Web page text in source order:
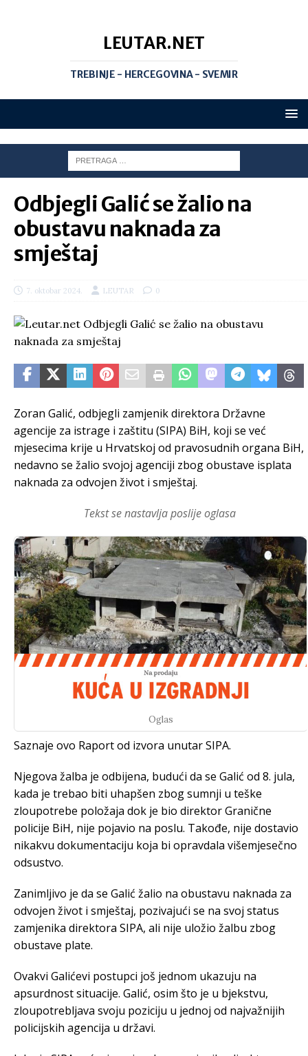
LEUTAR.NET
TREBINJE - HERCEGOVINA - SVEMIR
Odbjegli Galić se žalio na
obustavu naknada za
smještaj
7. oktobar 2024. LEUTAR 0
Zoran Galić, odbjegli zamjenik direktora Državne
agencije za istrage i zaštitu (SIPA) BiH, koji se već
mjesecima krije u Hrvatskoj od pravosudnih organa BiH,
nedavno se žalio svojoj agenciji zbog obustave isplata
naknada za odvojen život i smještaj.
Tekst se nastavlja poslije oglasa
Oglas
Saznaje ovo Raport od izvora unutar SIPA.
Njegova žalba je odbijena, budući da se Galić od 8. jula,
kada je trebao biti uhapšen zbog sumnji u teške
zloupotrebe položaja dok je bio direktor Granične
policije BiH, nije pojavio na poslu. Takođe, nije dostavio
nikakvu dokumentaciju koja bi opravdala višemjesečno
odsustvo.
Zanimljivo je da se Galić žalio na obustavu naknada za
odvojen život i smještaj, pozivajući se na svoj status
zamjenika direktora SIPA, ali nije uložio žalbu zbog
obustave plate.
Ovakvi Galićevi postupci još jednom ukazuju na
apsurdnost situacije. Galić, osim što je u bjekstvu,
zloupotrebljava svoju poziciju u jednoj od najvažnijih
policijskih agencija u državi.